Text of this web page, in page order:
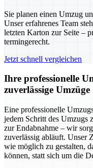
Sie planen einen Umzug
Unser erfahrenes Team
letzten Karton zur Seite –
termingerecht.
Jetzt schnell vergleichen
Ihre professionelle
zuverlässige Umzüge
Eine professionelle
jedem Schritt des Umzugs
zur Endabnahme – wir
zuverlässig abläuft. Unser
wie möglich zu gestalten,
können, statt sich um die